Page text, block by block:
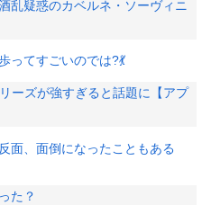
乱疑惑のカベルネ・ソーヴィニ
ってすごいのでは?💃
ーズが強すぎると話題に【アプ
面、面倒になったこともある
た？